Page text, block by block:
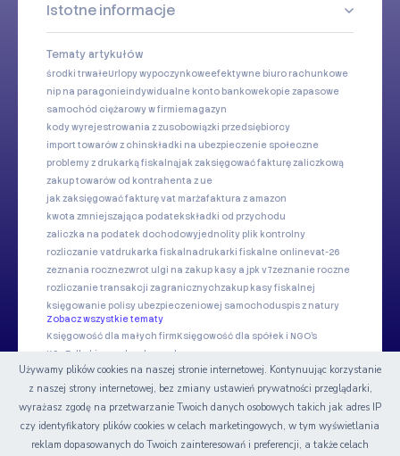
Istotne informacje
Tematy artykułów
środki trwałeUrlopy wypoczynkoweefektywne biuro rachunkowe
nip na paragonieindywidualne konto bankowekopie zapasowe
samochód ciężarowy w firmiemagazyn
kody wyrejestrowania z zusobowiązki przedsiębiorcy
import towarów z chinskładki na ubezpieczenie społeczne
problemy z drukarką fiskalnąjak zaksięgować fakturę zaliczkową
zakup towarów od kontrahenta z ue
jak zaksięgować fakturę vat marżafaktura z amazon
kwota zmniejszająca podatekskładki od przychodu
zaliczka na podatek dochodowyjednolity plik kontrolny
rozliczanie vatdrukarka fiskalnadrukarki fiskalne onlinevat-26
zeznania rocznezwrot ulgi na zakup kasy a jpk v7zeznanie roczne
rozliczanie transakcji zagranicznychzakup kasy fiskalnej
księgowanie polisy ubezpieczeniowej samochoduspis z natury
Zobacz wszystkie tematy
Księgowość dla małych firmKsięgowość dla spółek i NGO's
KSeF dla biur rachunkowych
Nasze serwisy
Certyfikat
Używamy plików cookies na naszej stronie internetowej. Kontynuując korzystanie
z naszej strony internetowej, bez zmiany ustawień prywatności przeglądarki,
wyrażasz zgodę na przetwarzanie Twoich danych osobowych takich jak adres IP
czy identyfikatory plików cookies w celach marketingowych, w tym wyświetlania
reklam dopasowanych do Twoich zainteresowań i preferencji, a także celach